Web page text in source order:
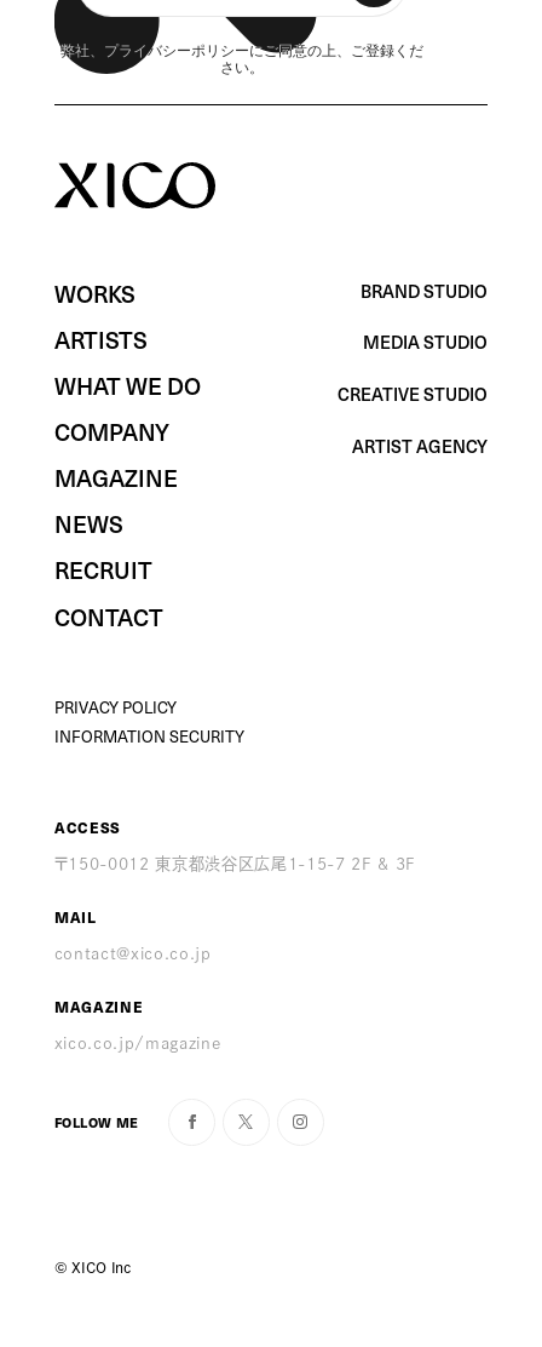
弊社、 プライバシーポリシーにご同意の上、ご登録くだ
さい。
WORKS
ARTISTS
WHAT WE DO
COMPANY
MAGAZINE
NEWS
RECRUIT
CONTACT
PRIVACY POLICY
INFORMATION SECURITY
BRAND STUDIO
MEDIA STUDIO
CREATIVE STUDIO
ARTIST AGENCY
ACCESS
〒150-0012 東京都渋谷区広尾1-15-7 2F & 3F
MAIL
contact@xico.co.jp
MAGAZINE
xico.co.jp/magazine
FOLLOW ME
© XICO Inc